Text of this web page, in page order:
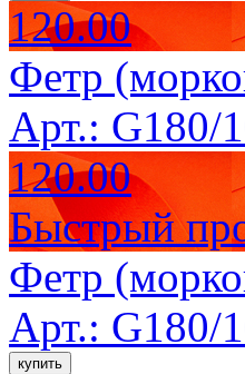
120.00
Фетр
Арт.: G180/
120.00
Быстрый
Фетр
Арт.: G180/